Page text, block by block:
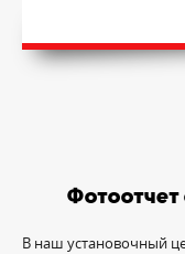
В наш установочный